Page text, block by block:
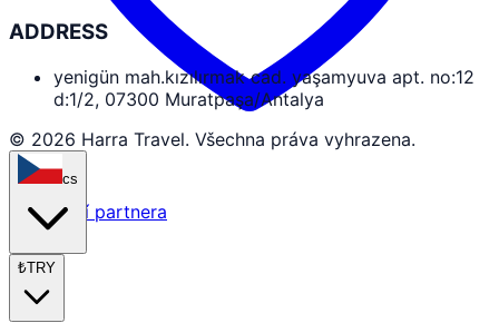
Přihlášení partnera
ADDRESS
yenigün mah.kızılırmak cad. yaşamyuva apt. no:12
d:1/2, 07300 Muratpaşa/Antalya
© 2026 Harra Travel. Všechna práva vyhrazena.
cs
₺TRY